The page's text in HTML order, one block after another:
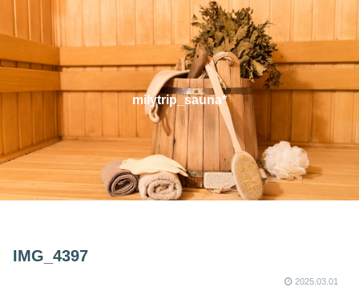
milytrip_sauna*
IMG_4397
2025.03.01